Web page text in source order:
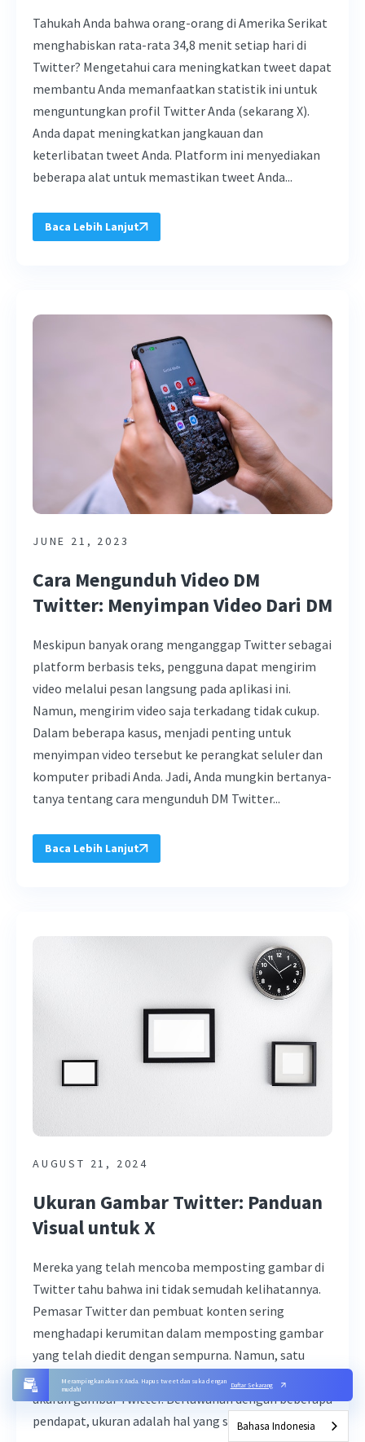
Merampingkan akun X Anda. Hapus tweet dan suka dengan
mudah!
Daftar Sekarang
Tahukah Anda bahwa orang-orang di Amerika Serikat
menghabiskan rata-rata 34,8 menit setiap hari di
Twitter? Mengetahui cara meningkatkan tweet dapat
membantu Anda memanfaatkan statistik ini untuk
menguntungkan profil Twitter Anda (sekarang X).
Anda dapat meningkatkan jangkauan dan
keterlibatan tweet Anda. Platform ini menyediakan
beberapa alat untuk memastikan tweet Anda...
Baca Lebih Lanjut
JUNE 21, 2023
Cara Mengunduh Video DM
Twitter: Menyimpan Video Dari DM
Meskipun banyak orang menganggap Twitter sebagai
platform berbasis teks, pengguna dapat mengirim
video melalui pesan langsung pada aplikasi ini.
Namun, mengirim video saja terkadang tidak cukup.
Dalam beberapa kasus, menjadi penting untuk
menyimpan video tersebut ke perangkat seluler dan
komputer pribadi Anda. Jadi, Anda mungkin bertanya-
tanya tentang cara mengunduh DM Twitter...
Baca Lebih Lanjut
AUGUST 21, 2024
Ukuran Gambar Twitter: Panduan
Visual untuk X
Mereka yang telah mencoba memposting gambar di
Twitter tahu bahwa ini tidak semudah kelihatannya.
Pemasar Twitter dan pembuat konten sering
menghadapi kerumitan dalam memposting gambar
yang telah diedit dengan sempurna. Namun, satu
detail kecil yang sering dilupakan orang adalah
ukuran gambar Twitter. Berlawanan dengan beberapa
pendapat, ukuran adalah hal yang sangat...Bahasa Indonesia